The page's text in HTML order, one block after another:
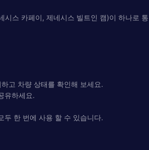
스 카페이, 제네시스 빌트인 캠)이 하나로
고 차량 상태를 확인해 보세요.
유하세요.
두 한 번에 사용 할 수 있습니다.